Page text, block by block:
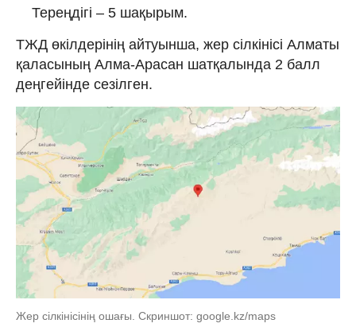
Тереңдігі – 5 шақырым.
ТЖД өкілдерінің айтуынша, жер сілкінісі Алматы
қаласының Алма-Арасан шатқалында 2 балл
деңгейінде сезілген.
Жер сілкінісінің ошағы. Скриншот: google.kz/maps